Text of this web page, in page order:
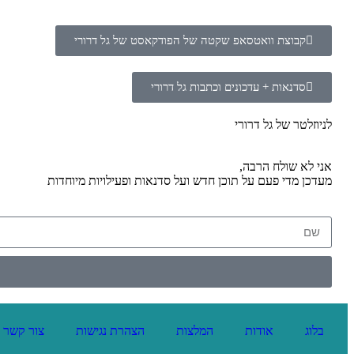
קבוצת וואטסאפ שקטה של הפודקאסט של גל דרורי
סדנאות + עדכונים וכתבות גל דרורי
לניוזלטר של גל דרורי
אני לא שולח הרבה,
מעדכן מדי פעם על תוכן חדש ועל סדנאות ופעילויות מיוחדות
בלוג אודות המלצות הצהרת נגישות צור קשר